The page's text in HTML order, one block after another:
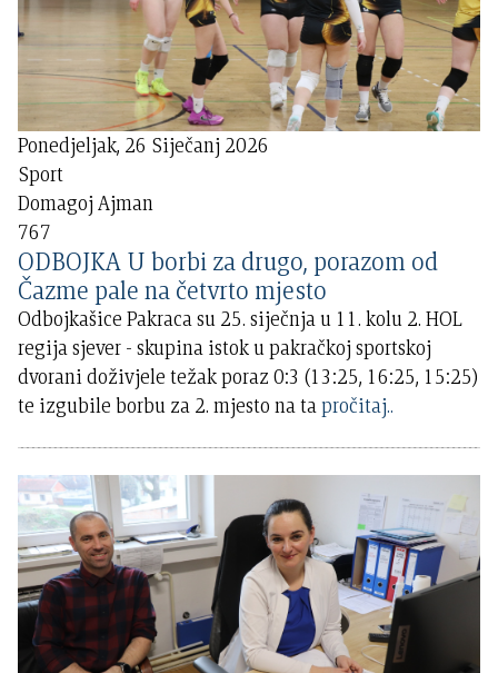
Ponedjeljak, 26 Siječanj 2026
Sport
Domagoj Ajman
767
ODBOJKA U borbi za drugo, porazom od
Čazme pale na četvrto mjesto
Odbojkašice Pakraca su 25. siječnja u 11. kolu 2. HOL
regija sjever - skupina istok u pakračkoj sportskoj
dvorani doživjele težak poraz 0:3 (13:25, 16:25, 15:25)
te izgubile borbu za 2. mjesto na tapročitaj..